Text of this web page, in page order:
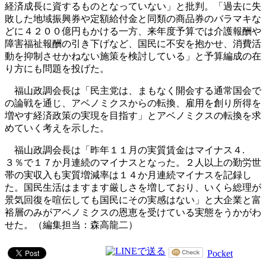
経済成長に資するものとなっていない」と批判。「過去に失
敗した地域振興券や定額給付金と同類の商品券のバラマキな
どに４２００億円もかける一方、来年度予算では介護報酬や
障害福祉報酬の引き下げなど、国民に不安を抱かせ、消費活
動を抑制させかねない施策を検討している」と予算編成の在
り方にも問題を投げた。
福山政調会長は「民主党は、まもなく開会する通常国会で
の論戦を通じ、アベノミクスからの転換、雇用を創り所得を
増やす経済政策の実現を目指す」とアベノミクスの転換を求
めていく考えを示した。
福山政調会長は「昨年１１月の実質賃金はマイナス４.
３％で１７か月連続のマイナスとなった。２人以上の勤労世
帯の実収入も実質増減率は１４か月連続マイナスを記録し
た。国民生活はますます厳しさを増しており、いくら総理が
景気回復を喧伝しても国民にその実感はない」と大企業と富
裕層のみがアベノミクスの恩恵を受けている実態をうかがわ
せた。（編集担当：森高龍二）
Pocket